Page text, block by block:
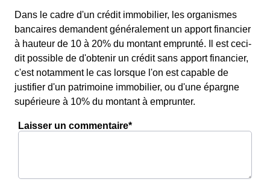
Dans le cadre d'un crédit immobilier, les organismes
bancaires demandent généralement un apport financier
à hauteur de 10 à 20% du montant emprunté. Il est ceci-
dit possible de d'obtenir un crédit sans apport financier,
c'est notamment le cas lorsque l'on est capable de
justifier d'un patrimoine immobilier, ou d'une épargne
supérieure à 10% du montant à emprunter.
Laisser un commentaire*